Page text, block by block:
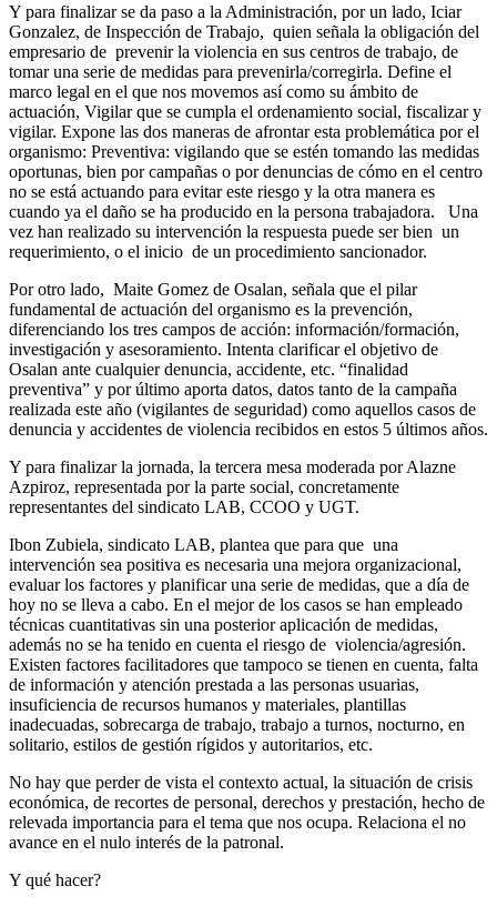
Y para finalizar se da paso a la Administración, por un lado, Iciar
Gonzalez, de Inspección de Trabajo, quien señala la obligación del
empresario de prevenir la violencia en sus centros de trabajo, de
tomar una serie de medidas para prevenirla/corregirla. Define el
marco legal en el que nos movemos así como su ámbito de
actuación, Vigilar que se cumpla el ordenamiento social, fiscalizar y
vigilar. Expone las dos maneras de afrontar esta problemática por el
organismo: Preventiva: vigilando que se estén tomando las medidas
oportunas, bien por campañas o por denuncias de cómo en el centro
no se está actuando para evitar este riesgo y la otra manera es
cuando ya el daño se ha producido en la persona trabajadora. Una
vez han realizado su intervención la respuesta puede ser bien un
requerimiento, o el inicio de un procedimiento sancionador.
Por otro lado, Maite Gomez de Osalan, señala que el pilar
fundamental de actuación del organismo es la prevención,
diferenciando los tres campos de acción: información/formación,
investigación y asesoramiento. Intenta clarificar el objetivo de
Osalan ante cualquier denuncia, accidente, etc. “finalidad
preventiva” y por último aporta datos, datos tanto de la campaña
realizada este año (vigilantes de seguridad) como aquellos casos de
denuncia y accidentes de violencia recibidos en estos 5 últimos años.
Y para finalizar la jornada, la tercera mesa moderada por Alazne
Azpiroz, representada por la parte social, concretamente
representantes del sindicato LAB, CCOO y UGT.
Ibon Zubiela, sindicato LAB, plantea que para que una
intervención sea positiva es necesaria una mejora organizacional,
evaluar los factores y planificar una serie de medidas, que a día de
hoy no se lleva a cabo. En el mejor de los casos se han empleado
técnicas cuantitativas sin una posterior aplicación de medidas,
además no se ha tenido en cuenta el riesgo de violencia/agresión.
Existen factores facilitadores que tampoco se tienen en cuenta, falta
de información y atención prestada a las personas usuarias,
insuficiencia de recursos humanos y materiales, plantillas
inadecuadas, sobrecarga de trabajo, trabajo a turnos, nocturno, en
solitario, estilos de gestión rígidos y autoritarios, etc.
No hay que perder de vista el contexto actual, la situación de crisis
económica, de recortes de personal, derechos y prestación, hecho de
relevada importancia para el tema que nos ocupa. Relaciona el no
avance en el nulo interés de la patronal.
Y qué hacer?